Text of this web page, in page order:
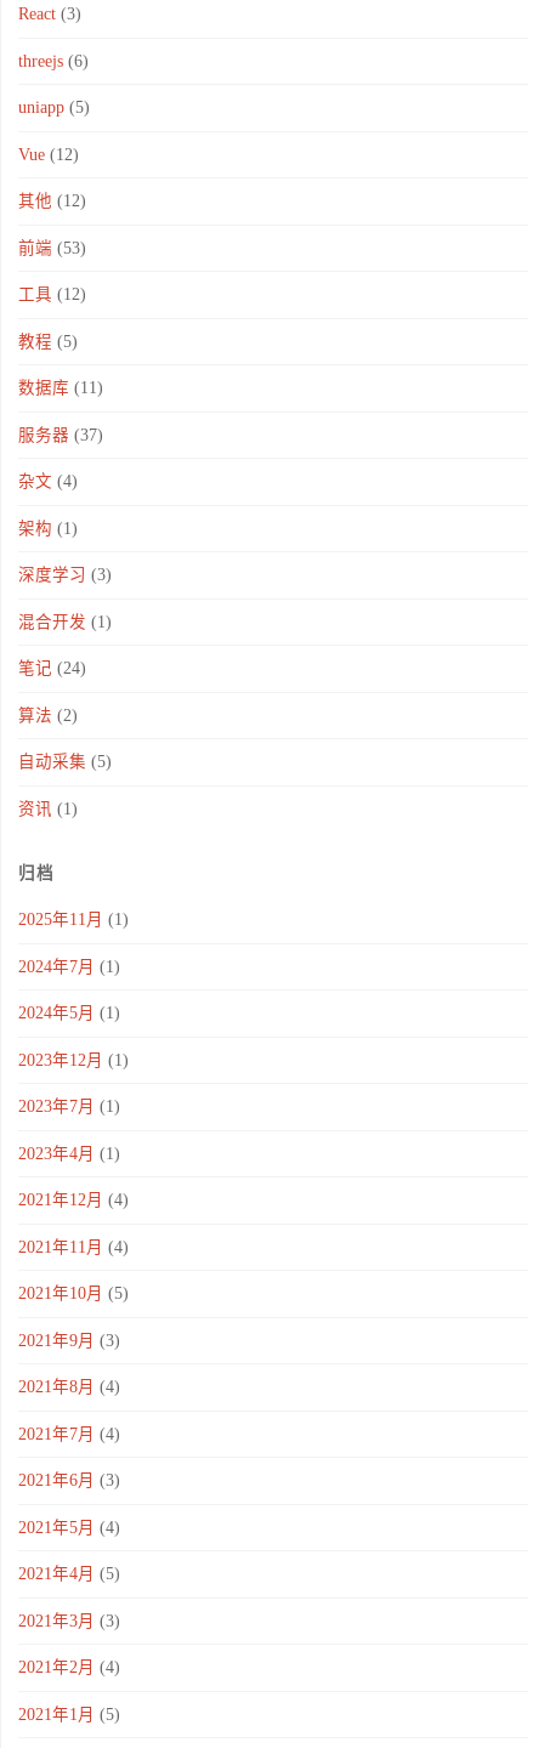
React(3)
threejs(6)
uniapp(5)
Vue(12)
其他 (12)
前端 (53)
工具 (12)
教程 (5)
数据库 (11)
服务器 (37)
杂文 (4)
架构 (1)
深度学习 (3)
混合开发 (1)
笔记 (24)
算法 (2)
自动采集 (5)
资讯 (1)
归档
2025年11月 (1)
2024年7月 (1)
2024年5月 (1)
2023年12月 (1)
2023年7月 (1)
2023年4月 (1)
2021年12月 (4)
2021年11月 (4)
2021年10月 (5)
2021年9月 (3)
2021年8月 (4)
2021年7月 (4)
2021年6月 (3)
2021年5月 (4)
2021年4月 (5)
2021年3月 (3)
2021年2月 (4)
2021年1月 (5)